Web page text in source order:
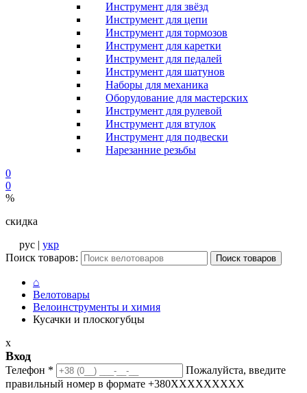
Инструмент для звёзд
Инструмент для цепи
Инструмент для тормозов
Инструмент для каретки
Инструмент для педалей
Инструмент для шатунов
Наборы для механика
Оборудование для мастерских
Инструмент для рулевой
Инструмент для втулок
Инструмент для подвески
Нарезанние резьбы
0
0
%
скидка
рус | укр
Поиск товаров:
Поиск товаров
⌂
Велотовары
Велоинструменты и химия
Кусачки и плоскогубцы
x
Вход
Телефон *
Пожалуйста, введите
правильный номер в формате +380XXXXXXXXX